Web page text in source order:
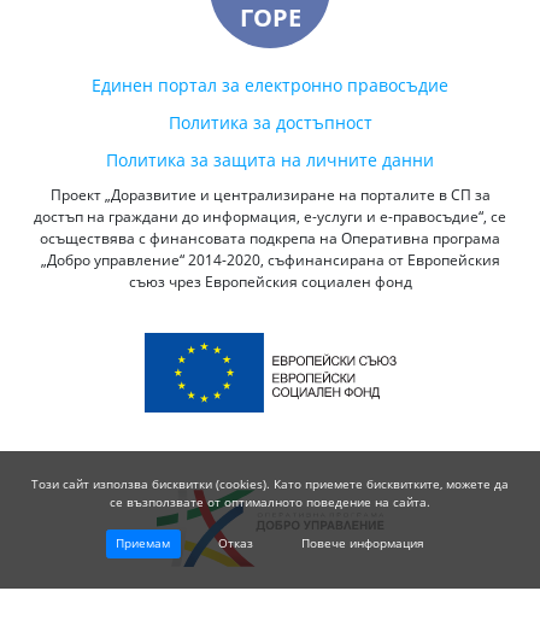
ГОРЕ
Единен портал за електронно правосъдие
Политика за достъпност
Политика за защита на личните данни
Проект „Доразвитие и централизиране на порталите в СП за
достъп на граждани до информация, е-услуги и е-правосъдие“, се
осъществява с финансовата подкрепа на Оперативна програма
„Добро управление“ 2014-2020, съфинансирана от Европейския
съюз чрез Европейския социален фонд
Този сайт използва бисквитки (cookies). Като приемете бисквитките, можете да
се възползвате от оптималното поведение на сайта.
Приемам Отказ Повече информация